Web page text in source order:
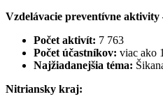
Vzdelávacie preventívne aktivity
Počet aktivít: 7 763
Počet účastníkov: viac ako
Najžiadanejšia téma:
Nitriansky kraj: